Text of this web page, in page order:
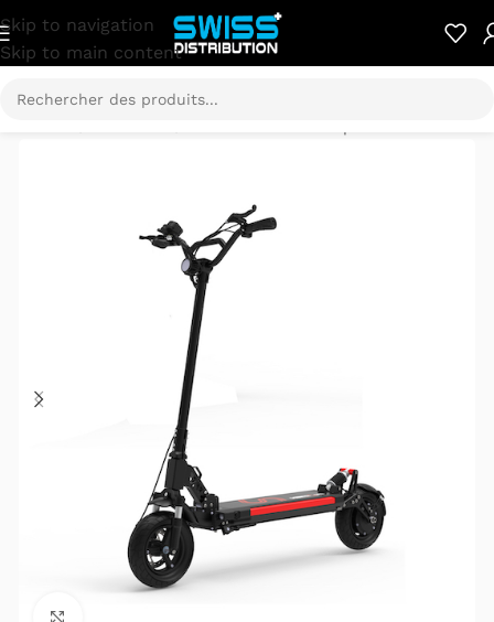
Skip to navigation
Skip to main content